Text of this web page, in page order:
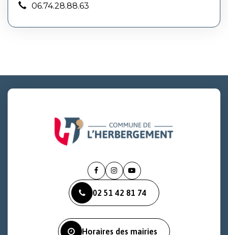
06.74.28.88.63
Lien
le
compte
Lien
le
compte
Lien
la
chaîne
02 51 42 81 74
Horaires des mairies